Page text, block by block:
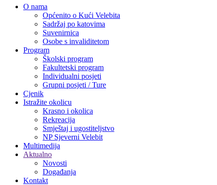
O nama
Općenito o Kući Velebita
Sadržaj po katovima
Suvenirnica
Osobe s invaliditetom
Program
Školski program
Fakultetski program
Individualni posjeti
Grupni posjeti / Ture
Cjenik
Istražite okolicu
Krasno i okolica
Rekreacija
Smještaj i ugostiteljstvo
NP Sjeverni Velebit
Multimedija
Aktualno
Novosti
Događanja
Kontakt